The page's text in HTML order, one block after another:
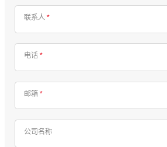
联系人 *
电话 *
邮箱 *
公司名称